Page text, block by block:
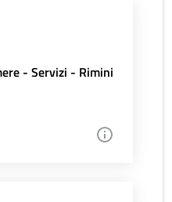
- Servizi - Rimini